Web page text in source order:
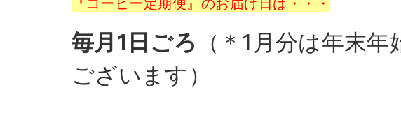
『コーヒー定期便』のお届け日は・・・
毎月1日ごろ （＊1月分は年末
ございます）